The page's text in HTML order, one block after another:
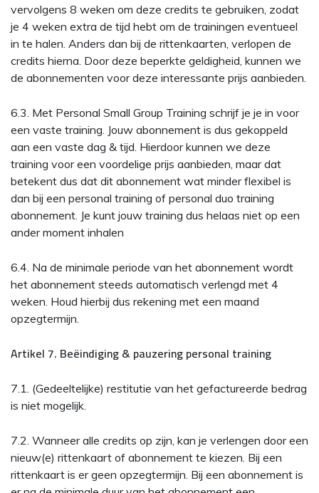
vervolgens 8 weken om deze credits te gebruiken, zodat
je 4 weken extra de tijd hebt om de trainingen eventueel
in te halen. Anders dan bij de rittenkaarten, verlopen de
credits hierna. Door deze beperkte geldigheid, kunnen we
de abonnementen voor deze interessante prijs aanbieden.
6.3. Met Personal Small Group Training schrijf je je in voor
een vaste training. Jouw abonnement is dus gekoppeld
aan een vaste dag & tijd. Hierdoor kunnen we deze
training voor een voordelige prijs aanbieden, maar dat
betekent dus dat dit abonnement wat minder flexibel is
dan bij een personal training of personal duo training
abonnement. Je kunt jouw training dus helaas niet op een
ander moment inhalen
6.4. Na de minimale periode van het abonnement wordt
het abonnement steeds automatisch verlengd met 4
weken. Houd hierbij dus rekening met een maand
opzegtermijn.
Artikel 7. Beëindiging & pauzering personal training
7.1. (Gedeeltelijke) restitutie van het gefactureerde bedrag
is niet mogelijk.
7.2. Wanneer alle credits op zijn, kan je verlengen door een
nieuw(e) rittenkaart of abonnement te kiezen. Bij een
rittenkaart is er geen opzegtermijn. Bij een abonnement is